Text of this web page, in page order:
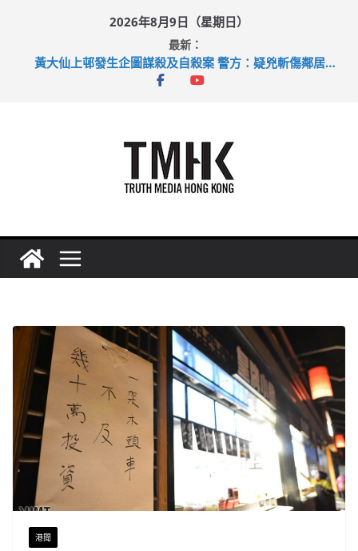
content
2026年8月9日（星期日）
最新：
目標九月發表首個五年規劃 李家超：研設機構代辦樓宇維修
港聞